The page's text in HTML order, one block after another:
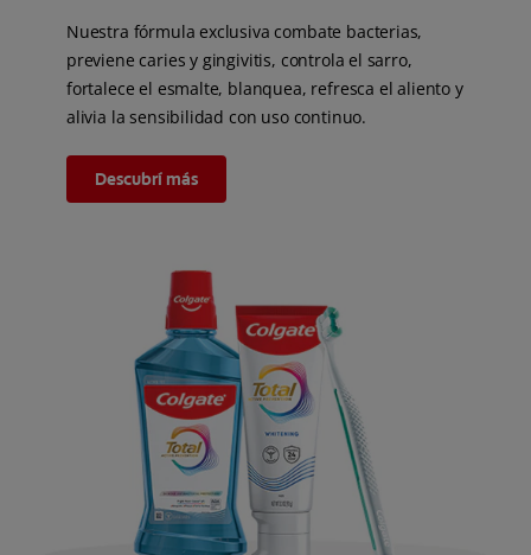
Nuestra fórmula exclusiva combate bacterias,
previene caries y gingivitis, controla el sarro,
fortalece el esmalte, blanquea, refresca el aliento y
alivia la sensibilidad con uso continuo.
Descubrí más